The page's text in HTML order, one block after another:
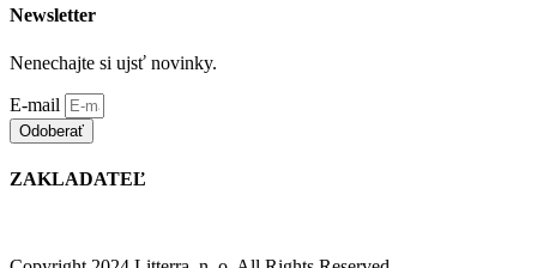
Newsletter
Nenechajte si ujsť novinky.
E-mail
Odoberať
ZAKLADATEĽ